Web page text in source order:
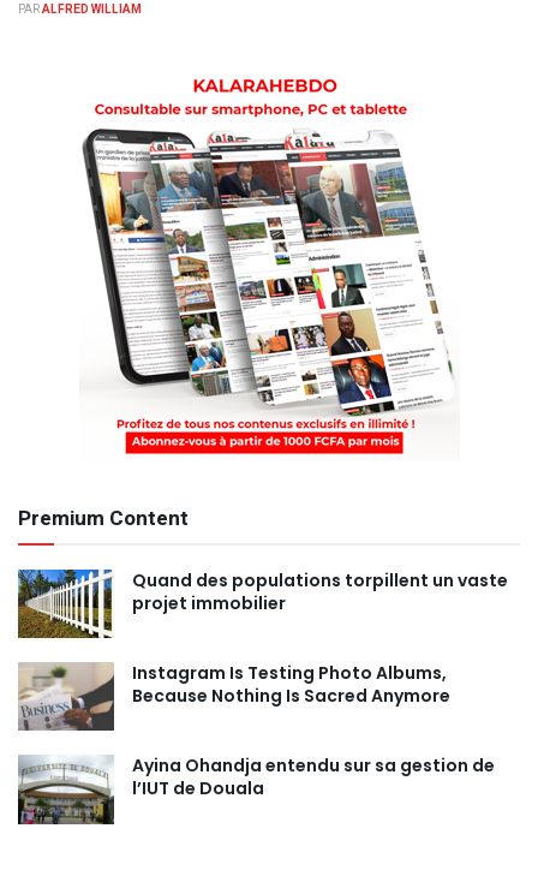
PARALFRED WILLIAM
Premium Content
Quand des populations torpillent un vaste
projet immobilier
Instagram Is Testing Photo Albums,
Because Nothing Is Sacred Anymore
Ayina Ohandja entendu sur sa gestion de
l’IUT de Douala